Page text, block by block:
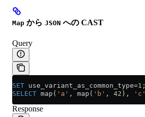
Map から JSON への CAST
Query
SET use_variant_as_common_type=1 ;
SELECT map( 'a' , map( 'b' , 42 ), 'c'
Response